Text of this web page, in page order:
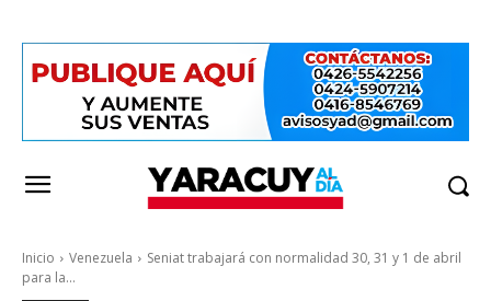
Inicio Venezuela
Seniat trabajará con normalidad 30, 31 y 1 de abril
para la...